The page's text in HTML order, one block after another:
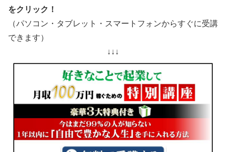
をクリック！
（パソコン・タブレット・スマートフォンからすぐに受講
できます）
↓↓↓